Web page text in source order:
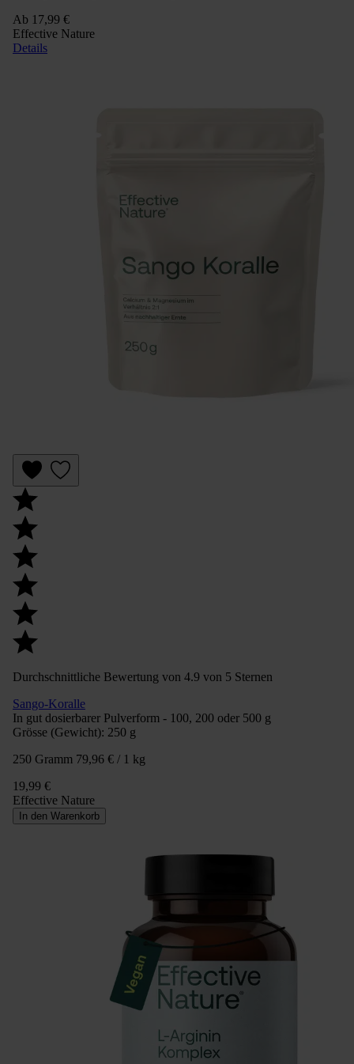
Ab 17,99 €
Effective Nature
Details
Durchschnittliche Bewertung von 4.9 von 5 Sternen
Sango-Koralle
In gut dosierbarer Pulverform - 100, 200 oder 500 g
Grösse (Gewicht): 250 g
250 Gramm 79,96 € / 1 kg
19,99 €
Effective Nature
In den Warenkorb